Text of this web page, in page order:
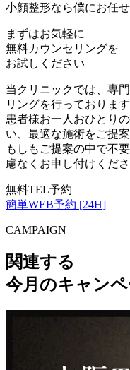
小顔整形なら僕にお任せ
まずはお気軽に
無料カウンセリングを
お試しください
当クリニックでは、専
リングを行っております
患者様お一人おひとり
い、最適な施術をご提
もしもご提案の中で不
慮なくお申し付けくださ
無料TEL予約
簡単WEB予約 [24H]
CAMPAIGN
関連する
今月のキャン